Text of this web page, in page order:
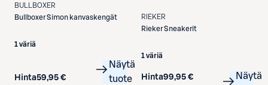
BULLBOXER
BullboxerSimon kanvaskengät
1 väriä
Hinta59,95 €
Näytä
tuote
RIEKER
RiekerSneakerit
1 väriä
Hinta99,95 €
Näytä